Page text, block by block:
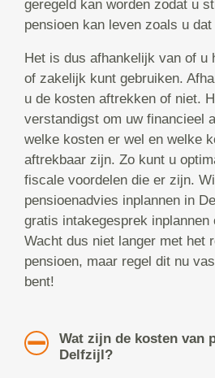
geregeld kan worden zodat u
pensioen kan leven zoals u
Het is dus afhankelijk van of u
of zakelijk kunt gebruiken.
u de kosten aftrekken of niet.
verstandigst om uw financieel
welke kosten er wel en welke
aftrekbaar zijn. Zo kunt u
fiscale voordelen die er zijn.
pensioenadvies inplannen in
gratis intakegesprek inplannen
Wacht dus niet langer met het
pensioen, maar regel dit nu
bent!
Wat zijn de kosten van
Delfzijl?